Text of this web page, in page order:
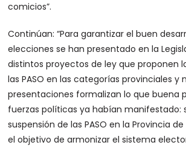
comicios”.
Continúan: “Para garantizar el buen
elecciones se han presentado en la
distintos proyectos de ley que proponen
las PASO en las categorías provinciales y
presentaciones formalizan lo que buena
fuerzas políticas ya habían manifestado:
suspensión de las PASO en la Provincia
el objetivo de armonizar el sistema